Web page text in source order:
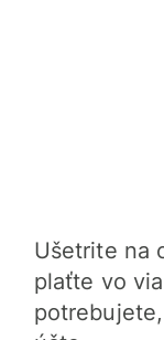
Ušetrite na
plaťte vo